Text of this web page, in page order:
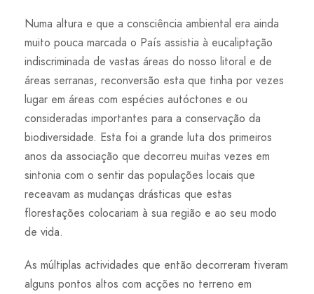
Numa altura e que a consciência ambiental era ainda
muito pouca marcada o País assistia à eucaliptação
indiscriminada de vastas áreas do nosso litoral e de
áreas serranas, reconversão esta que tinha por vezes
lugar em áreas com espécies autóctones e ou
consideradas importantes para a conservação da
biodiversidade. Esta foi a grande luta dos primeiros
anos da associação que decorreu muitas vezes em
sintonia com o sentir das populações locais que
receavam as mudanças drásticas que estas
florestações colocariam à sua região e ao seu modo
de vida.
As múltiplas actividades que então decorreram tiveram
alguns pontos altos com acções no terreno em